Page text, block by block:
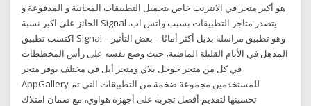
هو أكبر متجر في الانترنت خاص بتحميل التطبيقات المجانية و المدفوعة و
الحائز على اكبر نسبة Signal يتصدر متاجر التطبيقات بسبب واتس اب.
اكتسب تطبيق Signal – وهو تطبيق مراسلة بديل أكثر أمانًا – بعض التأثير
المذهل في الأيام القليلة الماضية، حيث وضع نفسه على رأس المخططات
في كل من متجر جوجل بلاي ومتجر أبل في مختلف يوفر متجر
AppGallery للمستخدمين مجموعة ضخمة من التطبيقات التي تم
تحسينها لتقديم أفضل تجربة على أجهزة هواوي، مع ضمان امتلاك